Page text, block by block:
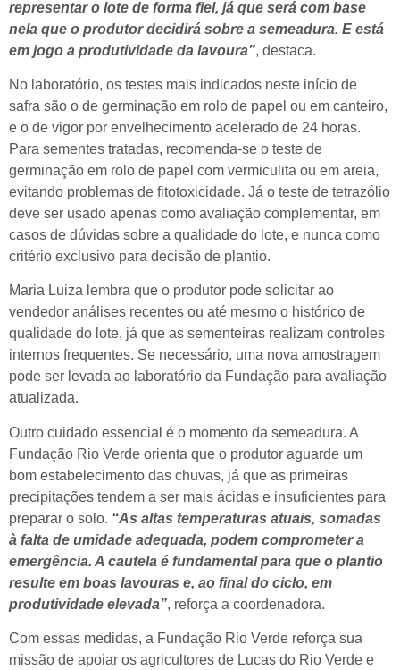
representar o lote de forma fiel, já que será com base
nela que o produtor decidirá sobre a semeadura. E está
em jogo a produtividade da lavoura”, destaca.
No laboratório, os testes mais indicados neste início de
safra são o de germinação em rolo de papel ou em canteiro,
e o de vigor por envelhecimento acelerado de 24 horas.
Para sementes tratadas, recomenda-se o teste de
germinação em rolo de papel com vermiculita ou em areia,
evitando problemas de fitotoxicidade. Já o teste de tetrazólio
deve ser usado apenas como avaliação complementar, em
casos de dúvidas sobre a qualidade do lote, e nunca como
critério exclusivo para decisão de plantio.
Maria Luiza lembra que o produtor pode solicitar ao
vendedor análises recentes ou até mesmo o histórico de
qualidade do lote, já que as sementeiras realizam controles
internos frequentes. Se necessário, uma nova amostragem
pode ser levada ao laboratório da Fundação para avaliação
atualizada.
Outro cuidado essencial é o momento da semeadura. A
Fundação Rio Verde orienta que o produtor aguarde um
bom estabelecimento das chuvas, já que as primeiras
precipitações tendem a ser mais ácidas e insuficientes para
preparar o solo. “As altas temperaturas atuais, somadas
à falta de umidade adequada, podem comprometer a
emergência. A cautela é fundamental para que o plantio
resulte em boas lavouras e, ao final do ciclo, em
produtividade elevada”, reforça a coordenadora.
Com essas medidas, a Fundação Rio Verde reforça sua
missão de apoiar os agricultores de Lucas do Rio Verde e